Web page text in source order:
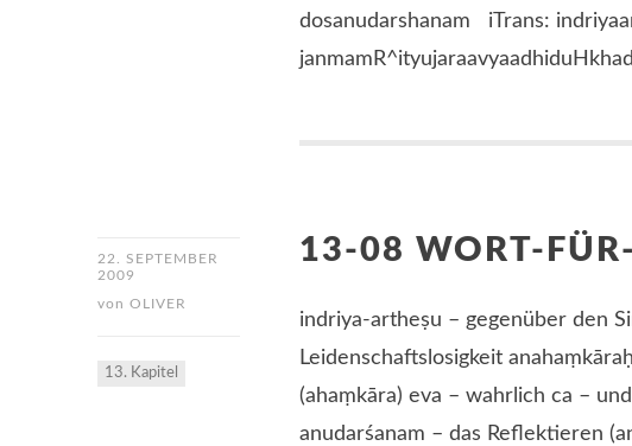
dosanudarshanam iTrans:
22. SEPTEMBER
2009
von OLIVER
13. Kapitel
13-08 WORT-
indriya-artheṣu – gegenüber den
Leidenschaftslosigkeit
(ahaṃkāra) eva – wahrlich ca –
anudarśanam – das Reflektieren